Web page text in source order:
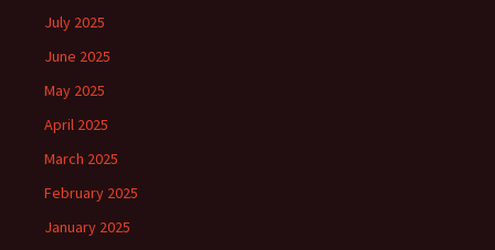
July 2025
June 2025
May 2025
April 2025
March 2025
February 2025
January 2025